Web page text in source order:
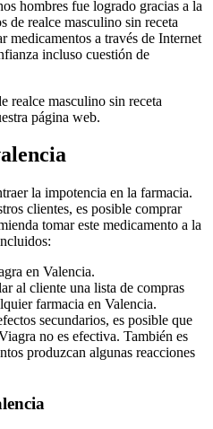
hombres fue logrado gracias a la
de realce masculino sin receta
medicamentos a través de Internet
incluso cuestión de
realce masculino sin receta
página web.
la impotencia en la farmacia.
clientes, es posible comprar
tomar este medicamento a la
en Valencia.
al cliente una lista de compras
farmacia en Valencia.
secundarios, es posible que
no es efectiva. También es
produzcan algunas reacciones